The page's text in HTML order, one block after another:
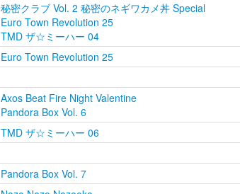
秘密クラブ Vol. 2 秘密のネギワカメ丼 Special
Euro Town Revolution 25
TMD ザ☆ミーハー 04
Euro Town Revolution 25
Axos Beat Fire Night Valentine
Pandora Box Vol. 6
TMD ザ☆ミーハー 06
Pandora Box Vol. 7